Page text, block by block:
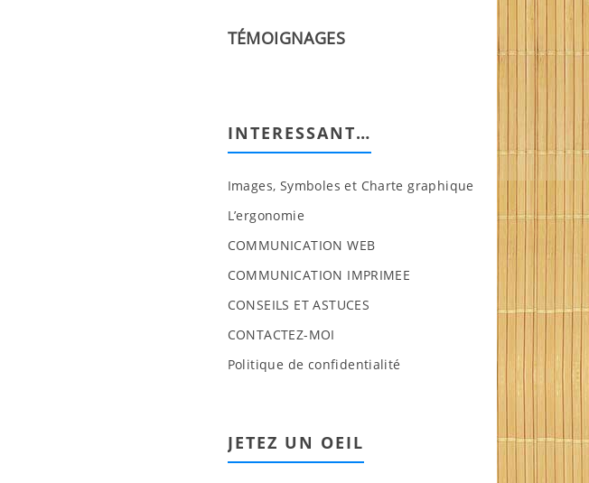
TÉMOIGNAGES
INTERESSANT…
Images, Symboles et Charte graphique
L’ergonomie
COMMUNICATION WEB
COMMUNICATION IMPRIMEE
CONSEILS ET ASTUCES
CONTACTEZ-MOI
Politique de confidentialité
JETEZ UN OEIL